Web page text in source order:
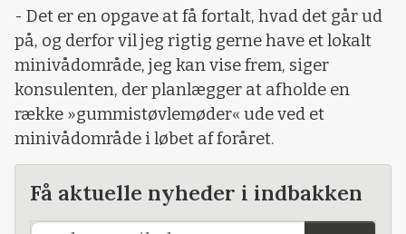
- Det er en opgave at få fortalt, hvad det går ud
på, og derfor vil jeg rigtig gerne have et lokalt
minivådområde, jeg kan vise frem, siger
konsulenten, der planlægger at afholde en
række »gummistøvlemøder« ude ved et
minivådområde i løbet af foråret.
Få aktuelle nyheder i indbakken